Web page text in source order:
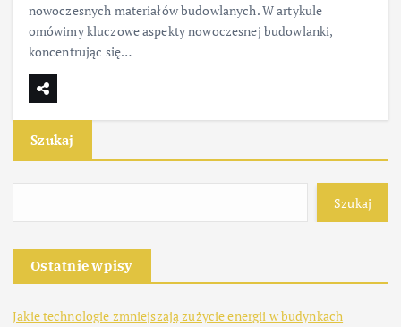
nowoczesnych materiałów budowlanych. W artykule
omówimy kluczowe aspekty nowoczesnej budowlanki,
koncentrując się…
Szukaj
Szukaj
Ostatnie wpisy
Jakie technologie zmniejszają zużycie energii w budynkach